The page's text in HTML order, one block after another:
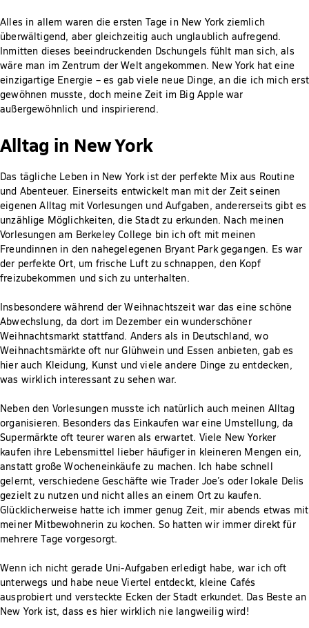
Alles in allem waren die ersten Tage in New York ziemlich
überwältigend, aber gleichzeitig auch unglaublich aufregend.
Inmitten dieses beeindruckenden Dschungels fühlt man sich, als
wäre man im Zentrum der Welt angekommen. New York hat eine
einzigartige Energie – es gab viele neue Dinge, an die ich mich erst
gewöhnen musste, doch meine Zeit im Big Apple war
außergewöhnlich und inspirierend.
Alltag in New York
Das tägliche Leben in New York ist der perfekte Mix aus Routine
und Abenteuer. Einerseits entwickelt man mit der Zeit seinen
eigenen Alltag mit Vorlesungen und Aufgaben, andererseits gibt es
unzählige Möglichkeiten, die Stadt zu erkunden. Nach meinen
Vorlesungen am Berkeley College bin ich oft mit meinen
Freundinnen in den nahegelegenen Bryant Park gegangen. Es war
der perfekte Ort, um frische Luft zu schnappen, den Kopf
freizubekommen und sich zu unterhalten.
Insbesondere während der Weihnachtszeit war das eine schöne
Abwechslung, da dort im Dezember ein wunderschöner
Weihnachtsmarkt stattfand. Anders als in Deutschland, wo
Weihnachtsmärkte oft nur Glühwein und Essen anbieten, gab es
hier auch Kleidung, Kunst und viele andere Dinge zu entdecken,
was wirklich interessant zu sehen war.
Neben den Vorlesungen musste ich natürlich auch meinen Alltag
organisieren. Besonders das Einkaufen war eine Umstellung, da
Supermärkte oft teurer waren als erwartet. Viele New Yorker
kaufen ihre Lebensmittel lieber häufiger in kleineren Mengen ein,
anstatt große Wocheneinkäufe zu machen. Ich habe schnell
gelernt, verschiedene Geschäfte wie Trader Joe’s oder lokale Delis
gezielt zu nutzen und nicht alles an einem Ort zu kaufen.
Glücklicherweise hatte ich immer genug Zeit, mir abends etwas mit
meiner Mitbewohnerin zu kochen. So hatten wir immer direkt für
mehrere Tage vorgesorgt.
Wenn ich nicht gerade Uni-Aufgaben erledigt habe, war ich oft
unterwegs und habe neue Viertel entdeckt, kleine Cafés
ausprobiert und versteckte Ecken der Stadt erkundet. Das Beste an
New York ist, dass es hier wirklich nie langweilig wird!